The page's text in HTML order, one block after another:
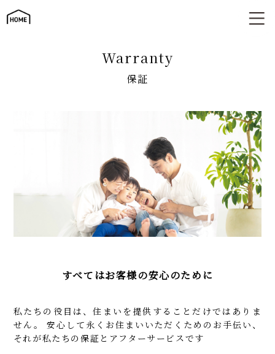
住まいの長期保証
warranty
保証
すべてはお客様の安心のために
私たちの役目は、住まいを提供することだけではありま
せん。
安心して永くお住まいいただくためのお手伝い、
それが私たちの保証とアフターサービスです